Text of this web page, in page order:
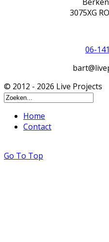
3075XG
06-
© 2012 - 2026 Live Projects
Home
Contact
Go To Top